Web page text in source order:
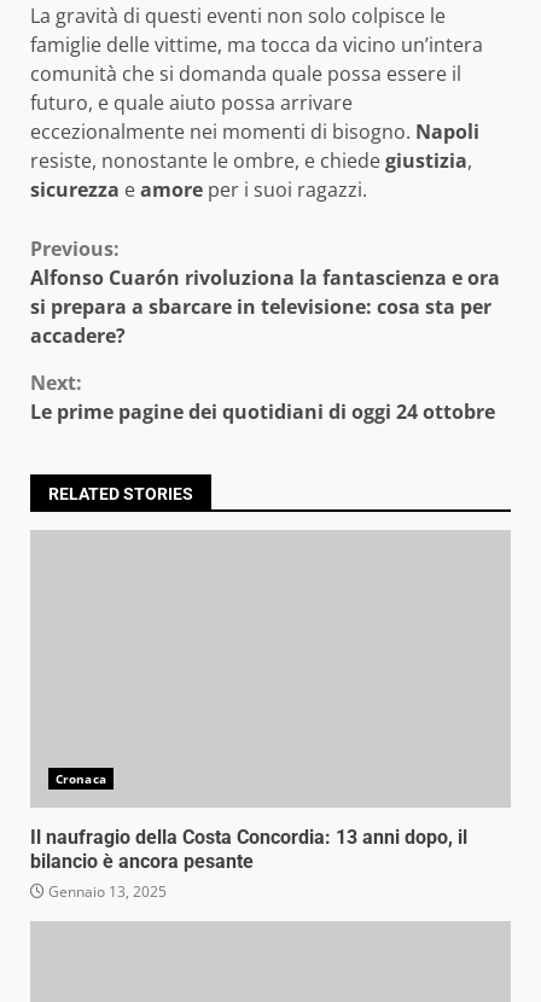
La gravità di questi eventi non solo colpisce le
famiglie delle vittime, ma tocca da vicino un’intera
comunità che si domanda quale possa essere il
futuro, e quale aiuto possa arrivare
eccezionalmente nei momenti di bisogno. Napoli
resiste, nonostante le ombre, e chiedegiustizia,
sicurezza eamore per i suoi ragazzi.
Continue
Reading
Previous:
Alfonso Cuarón rivoluziona la fantascienza e ora
si prepara a sbarcare in televisione: cosa sta per
accadere?
Next:
Le prime pagine dei quotidiani di oggi 24 ottobre
RELATED STORIES
Cronaca
Il naufragio della Costa Concordia: 13 anni dopo, il
bilancio è ancora pesante
Gennaio 13, 2025